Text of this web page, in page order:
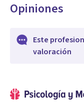
Opiniones
Este
valoración